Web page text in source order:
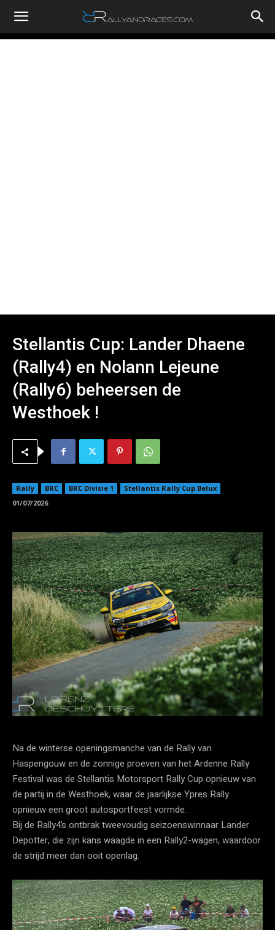
RallyandRaces.com
Stellantis Cup: Lander Dhaene
(Rally4) en Nolann Lejeune
(Rally6) beheersen de
Westhoek !
Rally BRC BRC Divisie 1
Stellantis Rally Cup Belux
01/07/2026
Na de winterse openingsmanche van de Rally van
Haspengouw en de zonnige proeven van het Ardenne Rally
Festival was de Stellantis Motorsport Rally Cup opnieuw van
de partij in de Westhoek, waar de jaarlijkse Ypres Rally
opnieuw een groot autosportfeest vormde.
Bij de Rally4’s ontbrak tweevoudig seizoenswinnaar Lander
Depotter, die zijn kans waagde in een Rally2-wagen, waardoor
de strijd meer dan ooit openlag.